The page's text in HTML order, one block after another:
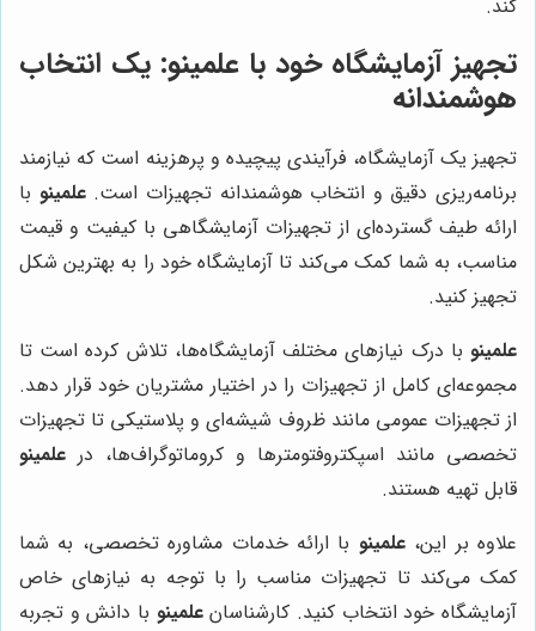
کند.
تجهیز آزمایشگاه خود با علمینو: یک انتخاب
هوشمندانه
تجهیز یک آزمایشگاه، فرآیندی پیچیده و پرهزینه است که نیازمند
برنامه‌ریزی دقیق و انتخاب هوشمندانه تجهیزات است.علمینو با
ارائه طیف گسترده‌ای از تجهیزات آزمایشگاهی با کیفیت و قیمت
مناسب، به شما کمک می‌کند تا آزمایشگاه خود را به بهترین شکل
تجهیز کنید.
علمینو با درک نیازهای مختلف آزمایشگاه‌ها، تلاش کرده است تا
مجموعه‌ای کامل از تجهیزات را در اختیار مشتریان خود قرار دهد.
از تجهیزات عمومی مانند ظروف شیشه‌ای و پلاستیکی تا تجهیزات
تخصصی مانند اسپکتروفتومترها و کروماتوگراف‌ها، در علمینو
قابل تهیه هستند.
علاوه بر این،علمینو با ارائه خدمات مشاوره تخصصی، به شما
کمک می‌کند تا تجهیزات مناسب را با توجه به نیازهای خاص
آزمایشگاه خود انتخاب کنید. کارشناسانعلمینو با دانش و تجربه